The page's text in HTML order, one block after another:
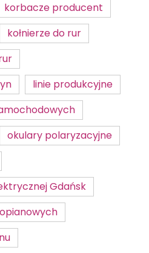
korbacze producent
kołnierze do rur
linie produkcyjne
okulary polaryzacyjne
Gdańsk